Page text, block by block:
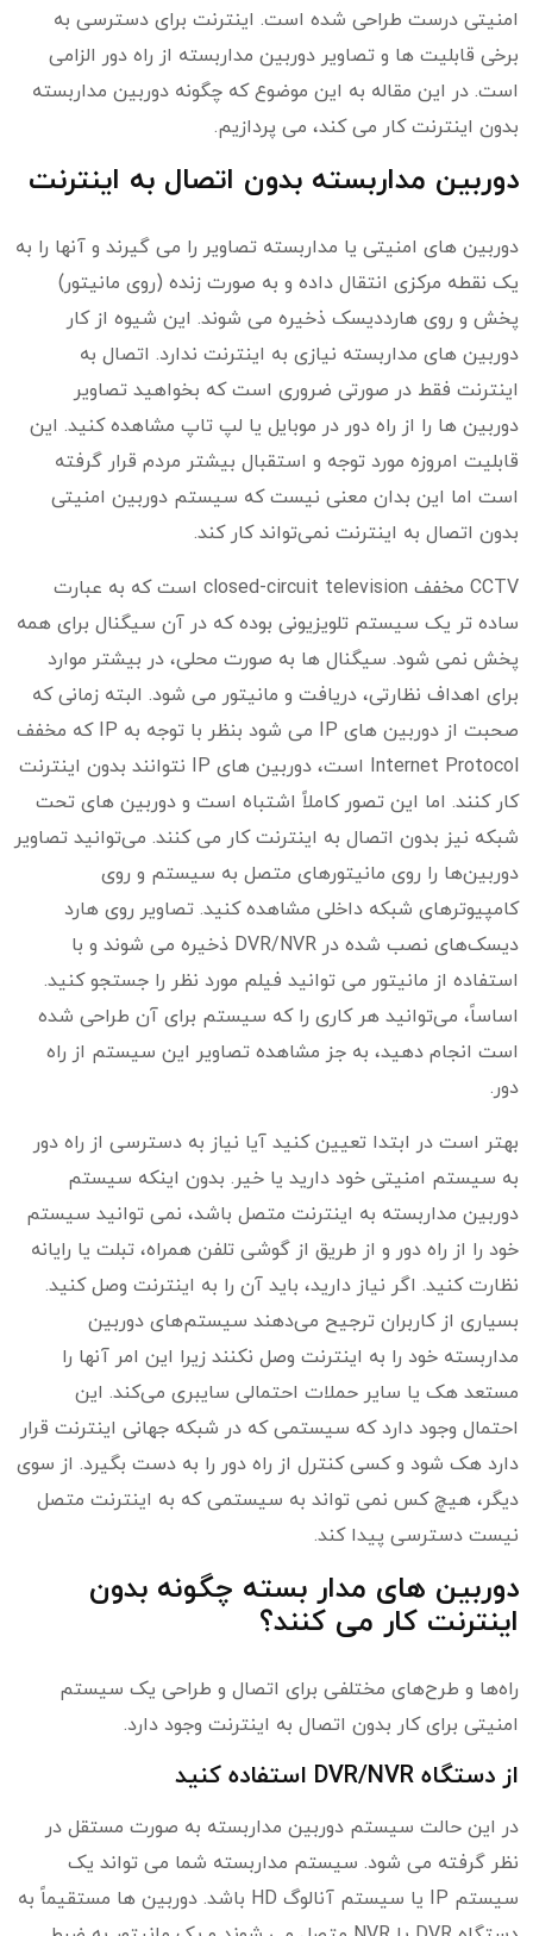
امنیتی درست طراحی شده است. اینترنت برای دسترسی به
برخی قابلیت ها و تصاویر دوربین مداربسته از راه دور الزامی
است. در این مقاله به این موضوع که چگونه دوربین مداربسته
بدون اینترنت کار می کند، می پردازیم.
دوربین مداربسته بدون اتصال به اینترنت
دوربین های امنیتی یا مداربسته تصاویر را می گیرند و آنها را به
یک نقطه مرکزی انتقال داده و به صورت زنده (روی مانیتور)
پخش و روی هارددیسک ذخیره می شوند. این شیوه از کار
دوربین های مداربسته نیازی به اینترنت ندارد. اتصال به
اینترنت فقط در صورتی ضروری است که بخواهید تصاویر
دوربین ها را از راه دور در موبایل یا لپ تاپ مشاهده کنید. این
قابلیت امروزه مورد توجه و استقبال بیشتر مردم قرار گرفته
است اما این بدان معنی نیست که سیستم دوربین امنیتی
بدون اتصال به اینترنت نمی‌تواند کار کند.
CCTV مخفف closed-circuit television است که به عبارت
ساده تر یک سیستم تلویزیونی بوده که در آن سیگنال برای همه
پخش نمی شود. سیگنال ها به صورت محلی، در بیشتر موارد
برای اهداف نظارتی، دریافت و مانیتور می شود. البته زمانی که
صحبت از دوربین های IP می شود بنظر با توجه به IP که مخفف
Internet Protocol است، دوربین های IP نتوانند بدون اینترنت
کار کنند. اما این تصور کاملاً اشتباه است و دوربین های تحت
شبکه نیز بدون اتصال به اینترنت کار می کنند. می‌توانید تصاویر
دوربین‌ها را روی مانیتورهای متصل به سیستم و روی
کامپیوترهای شبکه داخلی مشاهده کنید. تصاویر روی هارد
دیسک‌های نصب شده در DVR/NVR ذخیره می شوند و با
استفاده از مانیتور می توانید فیلم مورد نظر را جستجو کنید.
اساساً، می‌توانید هر کاری را که سیستم برای آن طراحی شده
است انجام دهید، به جز مشاهده تصاویر این سیستم از راه
دور.
بهتر است در ابتدا تعیین کنید آیا نیاز به دسترسی از راه دور
به سیستم امنیتی خود دارید یا خیر. بدون اینکه سیستم
دوربین مداربسته به اینترنت متصل باشد، نمی توانید سیستم
خود را از راه دور و از طریق از گوشی تلفن همراه، تبلت یا رایانه
نظارت کنید. اگر نیاز دارید، باید آن را به اینترنت وصل کنید.
بسیاری از کاربران ترجیح می‌دهند سیستم‌های دوربین
مداربسته خود را به اینترنت وصل نکنند زیرا این امر آنها را
مستعد هک یا سایر حملات احتمالی سایبری می‌کند. این
احتمال وجود دارد که سیستمی که در شبکه جهانی اینترنت قرار
دارد هک شود و کسی کنترل از راه دور را به دست بگیرد. از سوی
دیگر، هیچ کس نمی تواند به سیستمی که به اینترنت متصل
نیست دسترسی پیدا کند.
دوربین های مدار بسته چگونه بدون
اینترنت کار می کنند؟
راه‌ها و طرح‌های مختلفی برای اتصال و طراحی یک سیستم
امنیتی برای کار بدون اتصال به اینترنت وجود دارد.
از دستگاه DVR/NVR استفاده کنید
در این حالت سیستم دوربین مداربسته به صورت مستقل در
نظر گرفته می شود. سیستم مداربسته شما می تواند یک
سیستم IP یا سیستم آنالوگ HD باشد. دوربین ها مستقیماً به